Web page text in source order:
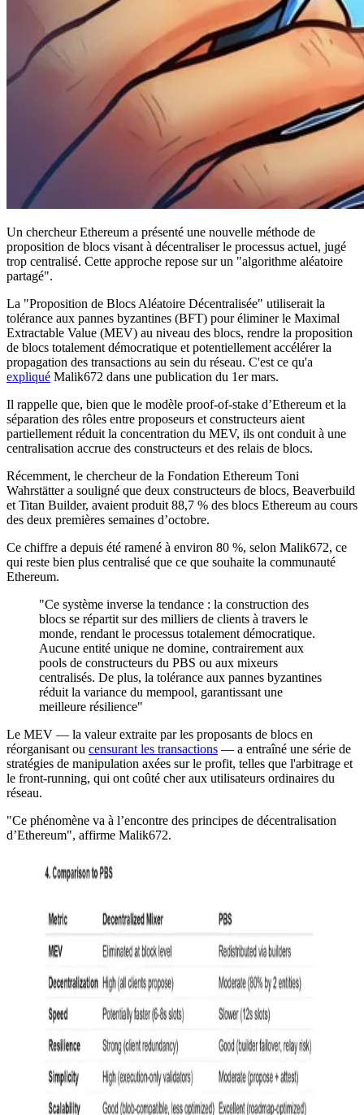
Un chercheur Ethereum a présenté une nouvelle méthode de
proposition de blocs visant à décentraliser le processus actuel, jugé
trop centralisé. Cette approche repose sur un "algorithme aléatoire
partagé".
La "Proposition de Blocs Aléatoire Décentralisée" utiliserait la
tolérance aux pannes byzantines (BFT) pour éliminer le Maximal
Extractable Value (MEV) au niveau des blocs, rendre la proposition
de blocs totalement démocratique et potentiellement accélérer la
propagation des transactions au sein du réseau. C'est ce qu'a
expliqué Malik672 dans une publication du 1er mars.
Il rappelle que, bien que le modèle proof-of-stake d’Ethereum et la
séparation des rôles entre proposeurs et constructeurs aient
partiellement réduit la concentration du MEV, ils ont conduit à une
centralisation accrue des constructeurs et des relais de blocs.
Récemment, le chercheur de la Fondation Ethereum Toni
Wahrstätter a souligné que deux constructeurs de blocs, Beaverbuild
et Titan Builder, avaient produit 88,7 % des blocs Ethereum au cours
des deux premières semaines d’octobre.
Ce chiffre a depuis été ramené à environ 80 %, selon Malik672, ce
qui reste bien plus centralisé que ce que souhaite la communauté
Ethereum.
"Ce système inverse la tendance : la construction des
blocs se répartit sur des milliers de clients à travers le
monde, rendant le processus totalement démocratique.
Aucune entité unique ne domine, contrairement aux
pools de constructeurs du PBS ou aux mixeurs
centralisés. De plus, la tolérance aux pannes byzantines
réduit la variance du mempool, garantissant une
meilleure résilience"
Le MEV — la valeur extraite par les proposants de blocs en
réorganisant ou censurant les transactions — a entraîné une série de
stratégies de manipulation axées sur le profit, telles que l'arbitrage et
le front-running, qui ont coûté cher aux utilisateurs ordinaires du
réseau.
"Ce phénomène va à l’encontre des principes de décentralisation
d’Ethereum", affirme Malik672.